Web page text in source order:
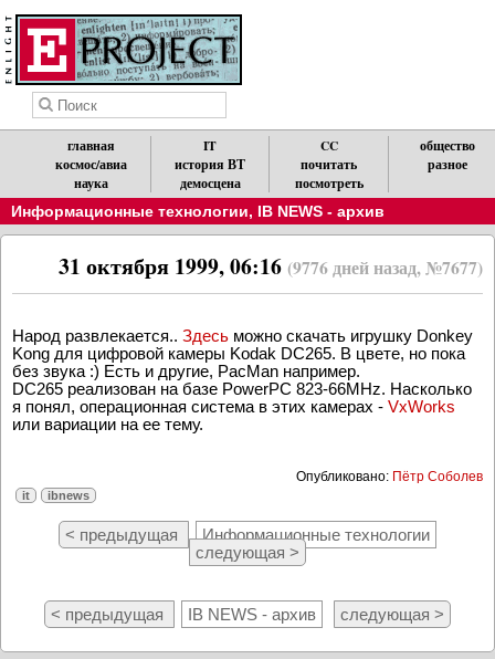
главная
космос/авиа
наука
IT
история ВТ
демосцена
CC
почитать
посмотреть
общество
разное
Информационные технологии, IB NEWS - архив
31 октября 1999, 06:16 (9776 дней назад, №7677)
Народ развлекается.. Здесь можно скачать игрушку Donkey
Kong для цифровой камеры Kodak DC265. В цвете, но пока
без звука :) Есть и другие, PacMan например.
DC265 реализован на базе PowerPC 823-66MHz. Насколько
я понял, операционная система в этих камерах - VxWorks
или вариации на ее тему.
Опубликовано: Пётр Соболев
it ibnews
< предыдущая
Информационные технологии
следующая >
< предыдущая IB NEWS - архив следующая >